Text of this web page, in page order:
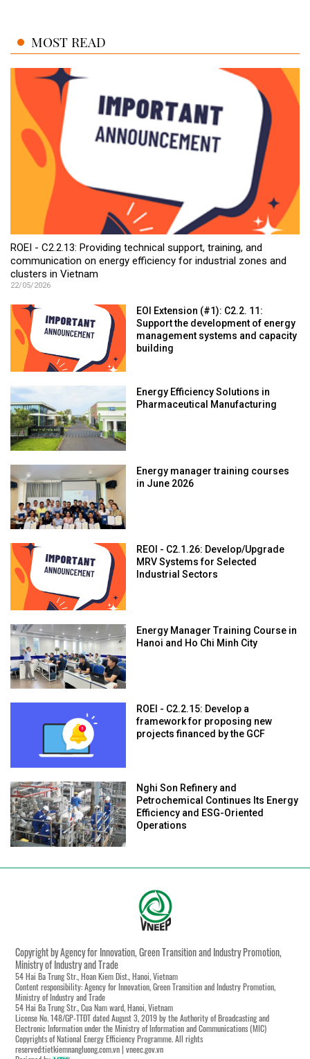
MOST READ
ROEI - C2.2.13: Providing technical support, training, and
communication on energy efficiency for industrial zones and
clusters in Vietnam
22/05/2026
EOI Extension (#1): C2.2. 11:
Support the development of energy
management systems and capacity
building
Energy Efficiency Solutions in
Pharmaceutical Manufacturing
Energy manager training courses
in June 2026
REOI - C2.1.26: Develop/Upgrade
MRV Systems for Selected
Industrial Sectors
Energy Manager Training Course in
Hanoi and Ho Chi Minh City
ROEI - C2.2.15: Develop a
framework for proposing new
projects financed by the GCF
Nghi Son Refinery and
Petrochemical Continues Its Energy
Efficiency and ESG-Oriented
Operations
Copyright by Agency for Innovation, Green Transition and Industry Promotion,
Ministry of Industry and Trade
54 Hai Ba Trung Str., Hoan Kiem Dist., Hanoi, Vietnam
Content responsibility: Agency for Innovation, Green Transition and Industry Promotion,
Ministry of Industry and Trade
54 Hai Ba Trung Str., Cua Nam ward, Hanoi, Vietnam
License No. 148/GP-TTĐT dated August 3, 2019 by the Authority of Broadcasting and
Electronic Information under the Ministry of Information and Communications (MIC)
Copyrights of National Energy Efficiency Programme. All rights
reserved:tietkiemnangluong.com.vn | vneec.gov.vn